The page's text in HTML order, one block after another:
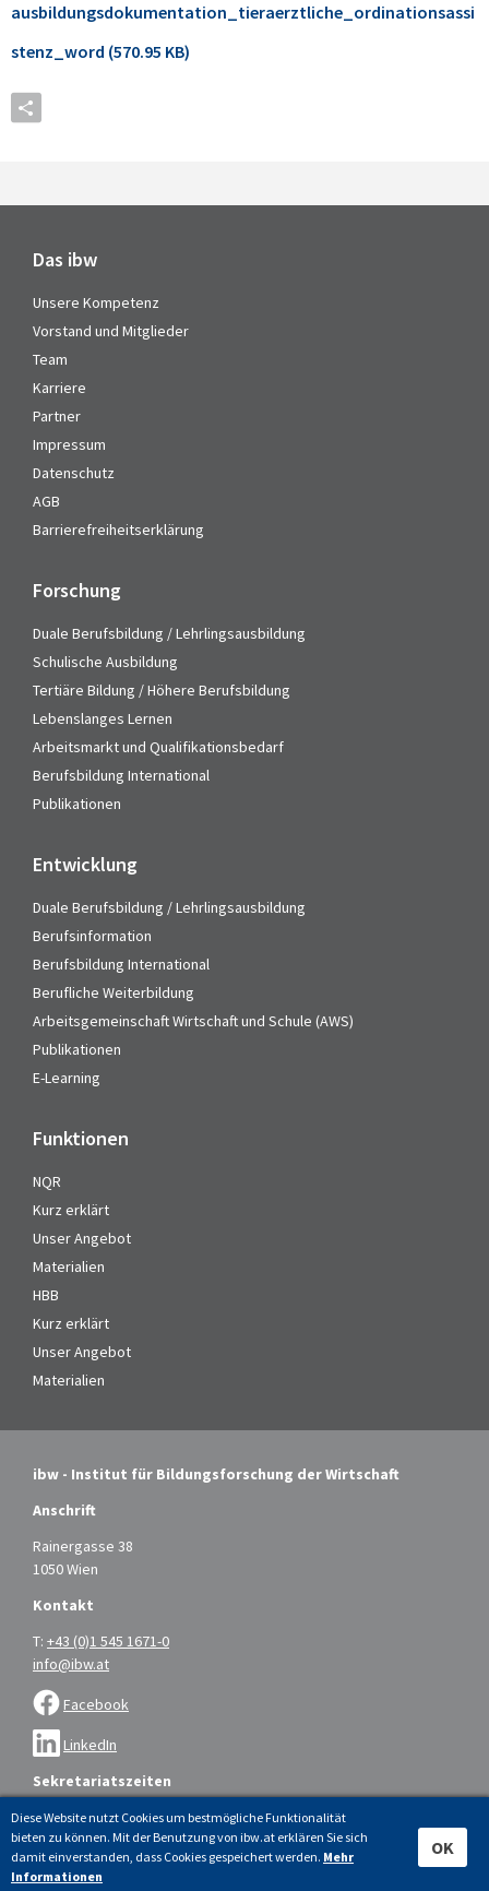
ausbildungsdokumentation_tieraerztliche_ordinationsassi
stenz_word (570.95 KB)
Das ibw
Unsere Kompetenz
Vorstand und Mitglieder
Team
Karriere
Partner
Impressum
Datenschutz
AGB
Barrierefreiheitserklärung
Forschung
Duale Berufsbildung / Lehrlingsausbildung
Schulische Ausbildung
Tertiäre Bildung / Höhere Berufsbildung
Lebenslanges Lernen
Arbeitsmarkt und Qualifikationsbedarf
Berufsbildung International
Publikationen
Entwicklung
Duale Berufsbildung / Lehrlingsausbildung
Berufsinformation
Berufsbildung International
Berufliche Weiterbildung
Arbeitsgemeinschaft Wirtschaft und Schule (AWS)
Publikationen
E-Learning
Funktionen
NQR
Kurz erklärt
Unser Angebot
Materialien
HBB
Kurz erklärt
Unser Angebot
Materialien
ibw - Institut für Bildungsforschung der Wirtschaft
Anschrift
Rainergasse 38
1050 Wien
Kontakt
T: +43 (0)1 545 1671-0
info@ibw.at
Facebook
LinkedIn
Sekretariatszeiten
Montag bis Donnerstag: 9.00 – 16.00 Uhr
Freitag: 9.00 – 14.00 Uhr
Diese Website nutzt Cookies um bestmögliche Funktionalität
bieten zu können. Mit der Benutzung von ibw.at erklären Sie sich
damit einverstanden, dass Cookies gespeichert werden. Mehr
Informationen
OK